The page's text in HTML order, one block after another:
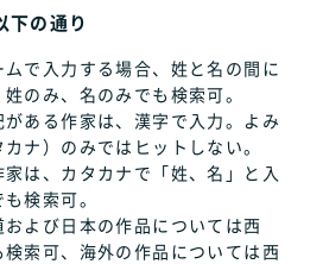
下の通り
ムで入力する場合、姓と名の間に
のみ、名のみでも検索可。
がある作家は、漢字で入力。よみ
ナ）のみではヒットしない。
家は、カタカナで「姓、名」と入
検索可。
および日本の作品については西
索可、海外の作品については西